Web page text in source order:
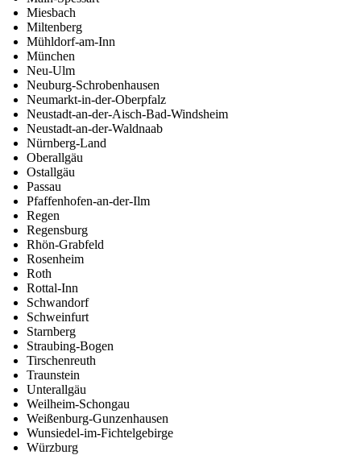
Miesbach
Miltenberg
Mühldorf-am-Inn
München
Neu-Ulm
Neuburg-Schrobenhausen
Neumarkt-in-der-Oberpfalz
Neustadt-an-der-Aisch-Bad-Windsheim
Neustadt-an-der-Waldnaab
Nürnberg-Land
Oberallgäu
Ostallgäu
Passau
Pfaffenhofen-an-der-Ilm
Regen
Regensburg
Rhön-Grabfeld
Rosenheim
Roth
Rottal-Inn
Schwandorf
Schweinfurt
Starnberg
Straubing-Bogen
Tirschenreuth
Traunstein
Unterallgäu
Weilheim-Schongau
Weißenburg-Gunzenhausen
Wunsiedel-im-Fichtelgebirge
Würzburg